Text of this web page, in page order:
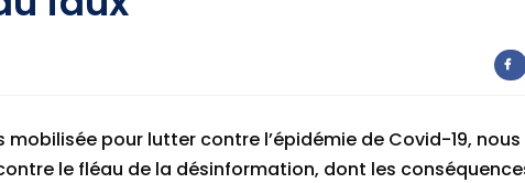
pour lutter contre l’épidémie de Covid-19, nous
le fléau de la désinformation, dont les